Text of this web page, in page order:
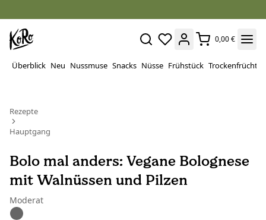
0,00 €
Überblick Neu Nussmuse Snacks Nüsse Frühstück Trockenfrüchte
Rezepte
Hauptgang
Bolo mal anders: Vegane Bolognese
mit Walnüssen und Pilzen
Moderat